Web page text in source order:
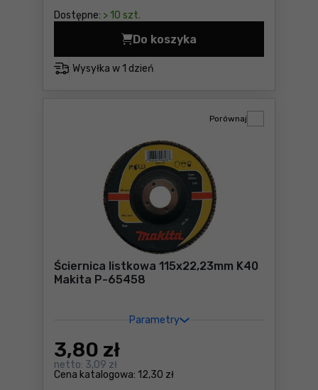
Dostępne: > 10 szt.
Wysyłka w 1 dzień
Do koszyka
Tarcza tnąca Inox
Ściernica listkowa 115x22,23mm K40
Makita P-65458
Parametry
Cena katalogowa: 12,30 zł
3,80 zł
netto: 3,09 zł
Porównaj